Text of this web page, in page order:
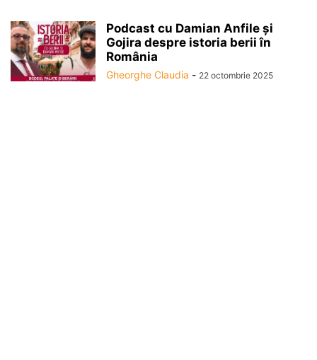
Podcast cu Damian Anfile și
Gojira despre istoria berii în
România
Gheorghe Claudia - 22 octombrie 2025